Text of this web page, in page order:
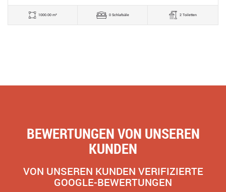
1000.00 m² 0 Schlafsäle 2 Toiletten
BEWERTUNGEN VON UNSEREN
KUNDEN
VON UNSEREN KUNDEN VERIFIZIERTE
GOOGLE-BEWERTUNGEN